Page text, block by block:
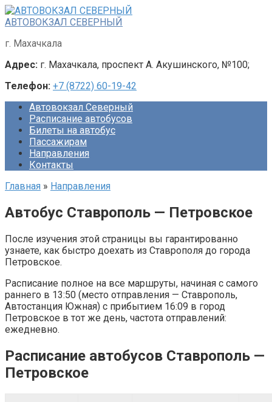
Перейти
к
АВТОВОКЗАЛ СЕВЕРНЫЙ
г. Махачкала
Адрес: г. Махачкала, проспект А. Акушинского, №100;
Телефон: +7 (8722) 60-19-42
Автовокзал Северный
Расписание автобусов
Билеты на автобус
Пассажирам
Направления
Контакты
Главная » Направления
Автобус Ставрополь — Петровское
После изучения этой страницы вы гарантированно
узнаете, как быстро доехать из Ставрополя до города
Петровское.
Расписание полное на все маршруты, начиная с самого
раннего в 13:50 (место отправления — Ставрополь,
Автостанция Южная) с прибытием 16:09 в город
Петровское в тот же день, частота отправлений:
ежедневно.
Расписание автобусов Ставрополь —
Петровское